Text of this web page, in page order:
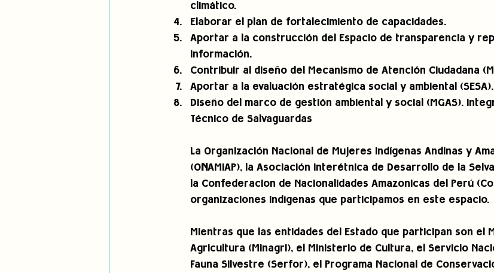
climático.
Elaborar el plan de fortalecimiento de capacidades.
Aportar a la construcción del Espacio de transparencia y
información.
Contribuir al diseño del Mecanismo de Atención Ciudadana
Aportar a la evaluación estratégica social y ambiental (SESA).
Diseño del marco de gestión ambiental y social (MGAS).
Técnico de Salvaguardas
La Organización Nacional de Mujeres Indígenas Andinas y
(ONAMIAP), la Asociación Interétnica de Desarrollo de la
la Confederacion de Nacionalidades Amazonicas del Perú
organizaciones indígenas que participamos en este espacio.
Mientras que las entidades del Estado que participan son el
Agricultura (Minagri), el Ministerio de Cultura, el Servicio
Fauna Silvestre (Serfor), el Programa Nacional de